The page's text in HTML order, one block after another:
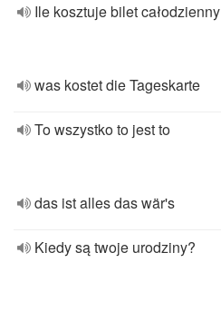
Ile kosztuje bilet całodzienny
was kostet die Tageskarte
To wszystko to jest to
das ist alles das wär's
Kiedy są twoje urodziny?